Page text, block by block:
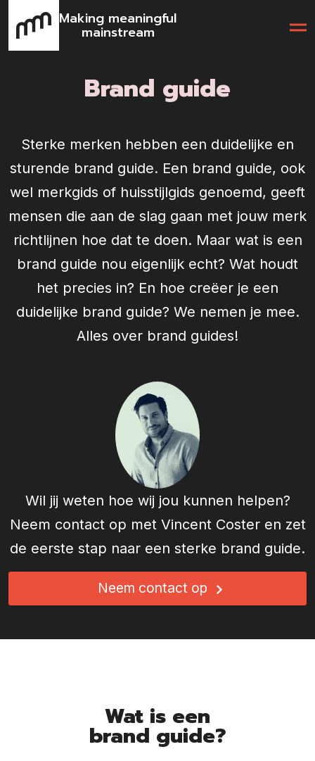
Making meaningful
mainstream
Brand guide
Sterke merken hebben een duidelijke en
sturende brand guide. Een brand guide, ook
wel merkgids of huisstijlgids genoemd, geeft
mensen die aan de slag gaan met jouw merk
richtlijnen hoe dat te doen. Maar wat is een
brand guide nou eigenlijk echt? Wat houdt
het precies in? En hoe creëer je een
duidelijke brand guide? We nemen je mee.
Alles over brand guides!
Wil jij weten hoe wij jou kunnen helpen?
Neem contact op met Vincent Costeren zet
de eerste stap naar een sterke brand guide.
Neem contact op
Wat is een
brand guide?